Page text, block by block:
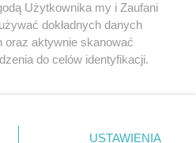
krytyk literacki, chlapnął
żywym dowodem na
żeby taki idiota był takim
Użytkownika my i Zaufani
dokładnych danych
oraz aktywnie skanować
do celów identyfikacji.
przycisk ustawień prywatności
USTAWIENIA